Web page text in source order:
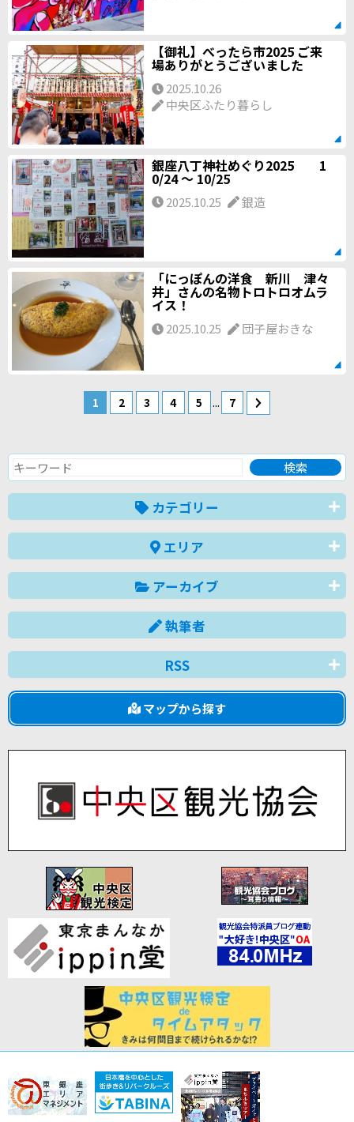
【御礼】べったら市2025 ご来
場ありがとうございました
2025.10.26
中央区ふたり暮らし
銀座八丁神社めぐり2025 1
0/24 ～ 10/25
2025.10.25 銀造
「にっぽんの洋食 新川 津々
井」さんの名物トロトロオムラ
イス！
2025.10.25 団子屋おきな
1 2 3 4 5 ... 7
カテゴリー
エリア
アーカイブ
執筆者
RSS
マップから探す